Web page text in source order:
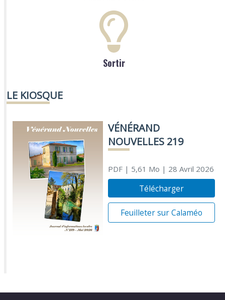
Sortir
LE KIOSQUE
VÉNÉRAND
NOUVELLES 219
PDF| 5,61 Mo | 28 Avril 2026
Télécharger
Feuilleter sur Calaméo